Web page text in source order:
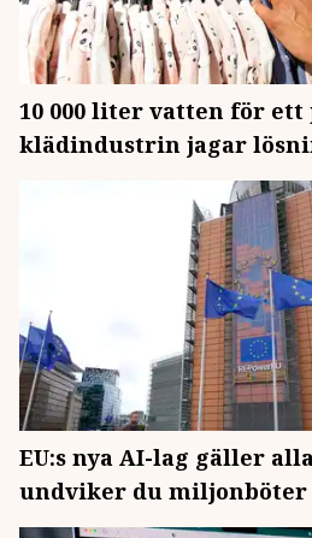
10 000 liter vatten för ett
klädindustrin jagar
EU:s nya AI-lag gäller
undviker du miljonböter